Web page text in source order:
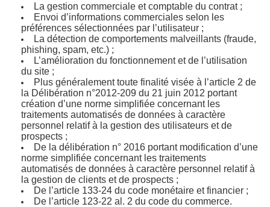
La gestion commerciale et comptable du contrat ;
Envoi d’informations commerciales selon les
préférences sélectionnées par l’utilisateur ;
La détection de comportements malveillants (fraude,
phishing, spam, etc.) ;
L’amélioration du fonctionnement et de l’utilisation
du site ;
Plus généralement toute finalité visée à l’article 2 de
la Délibération n°2012-209 du 21 juin 2012 portant
création d’une norme simplifiée concernant les
traitements automatisés de données à caractère
personnel relatif à la gestion des utilisateurs et de
prospects ;
De la délibération n° 2016 portant modification d’une
norme simplifiée concernant les traitements
automatisés de données à caractère personnel relatif à
la gestion de clients et de prospects ;
De l’article 133-24 du code monétaire et financier ;
De l’article 123-22 al. 2 du code du commerce.